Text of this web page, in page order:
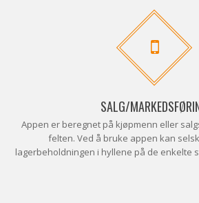
SALG/
Appen er beregnet på kjøpmenn eller
felten. Ved å bruke appen kan
lagerbeholdningen i hyllene på de enkelte